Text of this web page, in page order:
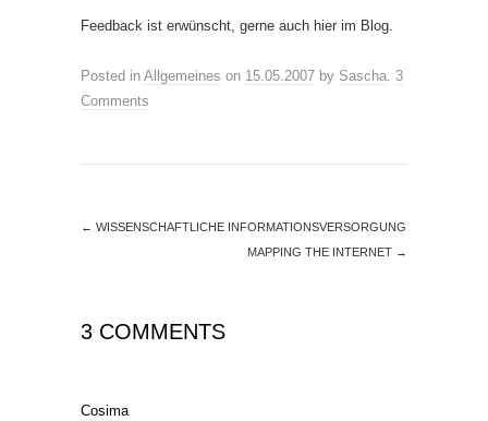
Feedback ist erwünscht, gerne auch hier im Blog.
Posted in Allgemeines on 15.05.2007 by Sascha. 3
Comments
← WISSENSCHAFTLICHE INFORMATIONSVERSORGUNG
MAPPING THE INTERNET →
3 COMMENTS
Cosima